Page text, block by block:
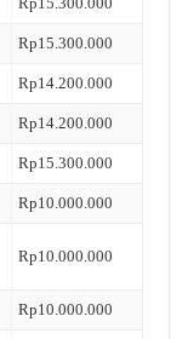
Rp15.300.000
Rp14.200.000
Rp14.200.000
Rp15.300.000
Rp10.000.000
Rp10.000.000
Rp10.000.000